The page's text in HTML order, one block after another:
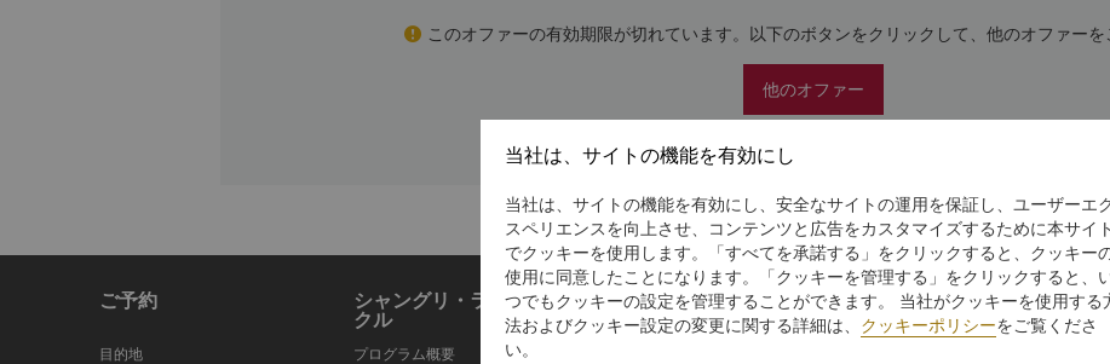
このオファーの有効期限が切れています。以下のボタンをクリックして、他のオファーを
他のオファー
ご予約
目的地
シャングリ・ラ サー
クル
プログラム概要
シャングリ・ラ グル
ープ
当社は、サイトの機能を有効にし
当社は、サイトの機能を有効にし、安全なサイトの運用を保証し、ユーザーエ
スペリエンスを向上させ、コンテンツと広告をカスタマイズするために本サイト
でクッキーを使用します。「すべてを承諾する」をクリックすると、クッキー
使用に同意したことになります。「クッキーを管理する」をクリックすると、
つでもクッキーの設定を管理することができます。 当社がクッキーを使用する
法およびクッキー設定の変更に関する詳細は、 クッキーポリシーをご覧くださ
い。